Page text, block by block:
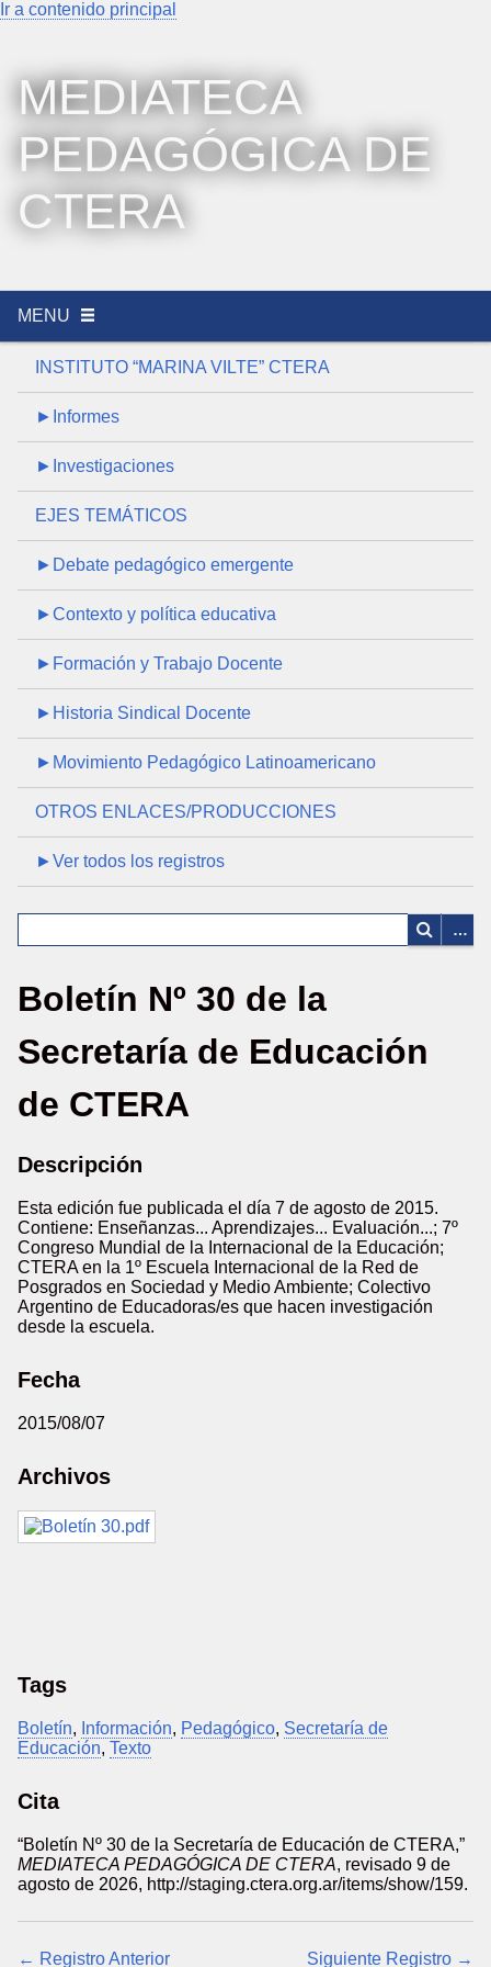
Ir a contenido principal
MEDIATECA
PEDAGÓGICA DE
CTERA
MENU
INSTITUTO “MARINA VILTE” CTERA
►Informes
►Investigaciones
EJES TEMÁTICOS
►Debate pedagógico emergente
►Contexto y política educativa
►Formación y Trabajo Docente
►Historia Sindical Docente
►Movimiento Pedagógico Latinoamericano
OTROS ENLACES/PRODUCCIONES
►Ver todos los registros
Boletín Nº 30 de la
Secretaría de Educación
de CTERA
Descripción
Esta edición fue publicada el día 7 de agosto de 2015.
Contiene: Enseñanzas... Aprendizajes... Evaluación...; 7º
Congreso Mundial de la Internacional de la Educación;
CTERA en la 1º Escuela Internacional de la Red de
Posgrados en Sociedad y Medio Ambiente; Colectivo
Argentino de Educadoras/es que hacen investigación
desde la escuela.
Fecha
2015/08/07
Archivos
Tags
Boletín, Información, Pedagógico, Secretaría de
Educación, Texto
Cita
“Boletín Nº 30 de la Secretaría de Educación de CTERA,”
MEDIATECA PEDAGÓGICA DE CTERA, revisado 9 de
agosto de 2026, http://staging.ctera.org.ar/items/show/159.
← Registro Anterior Siguiente Registro →